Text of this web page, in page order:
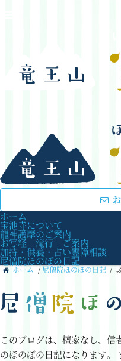
ホーム
宝池寺について
龍神護摩のご案内
お写経 滝行 ご案内
加持・供養・占い霊障相談
尼僧院ほのぼの日記
ホーム / 尼僧院ほのぼの日記 /
このブログは、檀家なし、
のほのぼの日記になります。